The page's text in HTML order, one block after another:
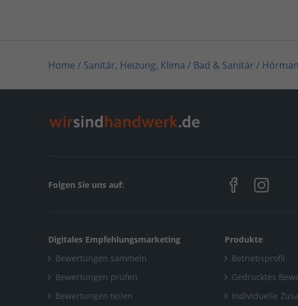
Home / Sanitär, Heizung, Klima / Bad & Sanitär /
Home/Friedrichshafen/Hörmann Haustechnik GmbH
Folgen Sie uns auf:
Digitales Empfehlungsmarketing
Bewertungen sammeln
Bewertungen prüfen
Bewertungen teilen
Produkte
Betriebsprofil
Gedrucktes
Individuelle